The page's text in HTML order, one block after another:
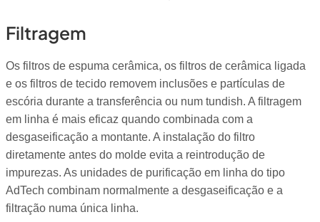
Filtragem
Os filtros de espuma cerâmica, os filtros de cerâmica ligada
e os filtros de tecido removem inclusões e partículas de
escória durante a transferência ou num tundish. A filtragem
em linha é mais eficaz quando combinada com a
desgaseificação a montante. A instalação do filtro
diretamente antes do molde evita a reintrodução de
impurezas. As unidades de purificação em linha do tipo
AdTech combinam normalmente a desgaseificação e a
filtração numa única linha.